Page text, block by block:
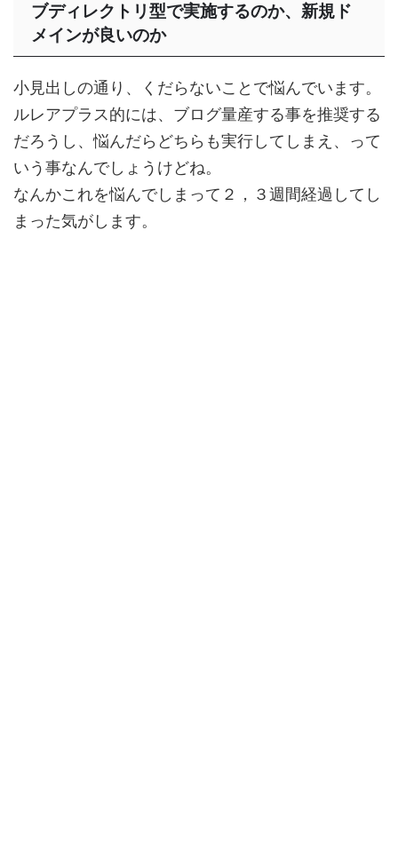
ブディレクトリ型で実施するのか、新規ド
メインが良いのか
小見出しの通り、くだらないことで悩んでいます。
ルレアプラス的には、ブログ量産する事を推奨する
だろうし、悩んだらどちらも実行してしまえ、って
いう事なんでしょうけどね。
なんかこれを悩んでしまって２，３週間経過してし
まった気がします。